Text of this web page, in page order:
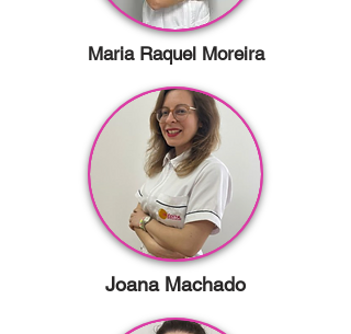
Maria Raquel Moreira
Joana Machado